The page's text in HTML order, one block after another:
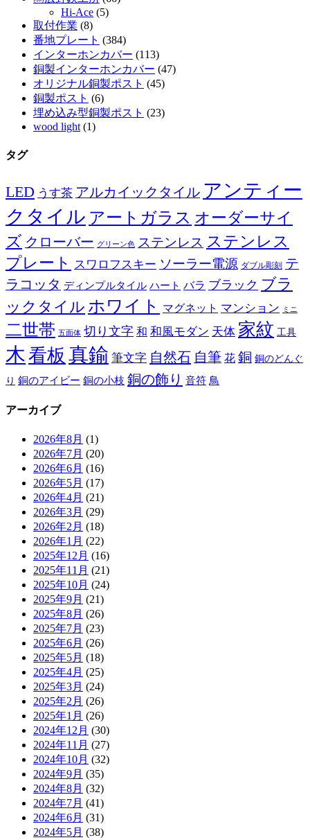
Hi-Ace (5)
取付作業 (8)
番地プレート (384)
インターホンカバー (113)
銅製インターホンカバー (47)
オリジナル銅製ポスト (45)
銅製ポスト (6)
埋め込み型銅製ポスト (23)
wood light (1)
タグ
LED うす茶 アルカイックタイル アンティー
クタイル アートガラス オーダーサイ
ズ クローバー グリーン色 ステンレス ステンレス
プレート スワロフスキー ソーラー電源 ダブル彫刻 テ
ラコッタ ディンプルタイル ハート バラ ブラック ブラ
ックタイル ホワイト マグネット マンション ミニ
二世帯 五面体 切り文字 和 和風モダン 天体 家紋 工具
木看板 真鍮 筆文字 自然石 自筆 花 銅 銅のどんぐ
り 銅のアイビー 銅の小枝 銅の飾り 音符 鳥
アーカイブ
2026年8月 (1)
2026年7月 (20)
2026年6月 (16)
2026年5月 (17)
2026年4月 (21)
2026年3月 (29)
2026年2月 (18)
2026年1月 (22)
2025年12月 (16)
2025年11月 (21)
2025年10月 (24)
2025年9月 (21)
2025年8月 (26)
2025年7月 (23)
2025年6月 (26)
2025年5月 (18)
2025年4月 (25)
2025年3月 (24)
2025年2月 (26)
2025年1月 (26)
2024年12月 (30)
2024年11月 (27)
2024年10月 (32)
2024年9月 (35)
2024年8月 (32)
2024年7月 (41)
2024年6月 (31)
2024年5月 (38)